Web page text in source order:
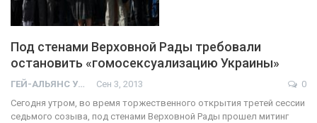
Под стенами Верховной Рады требовали
остановить «гомосексуализацию Украины»
ГЕЙ-АЛЬЯНС УКРАИНА Сен 3, 2013
0
Сегодня утром, во время торжественного открытия третей сессии
седьмого созыва, под стенами Верховной Рады прошел митинг